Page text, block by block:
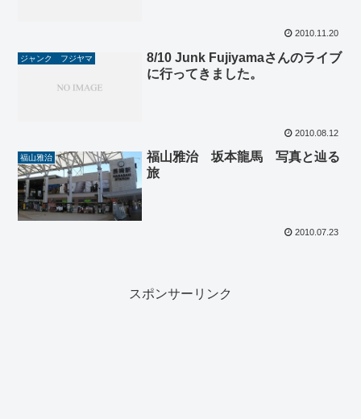
2010.11.20
ジャンク フジヤマ
8/10 Junk Fujiyamaさんのライブ
に行ってきました。
2010.08.12
福山雅治
福山雅治 坂本龍馬 写真と辿る
旅
2010.07.23
スポンサーリンク